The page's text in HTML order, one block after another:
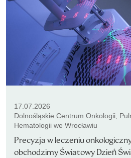
17.07.2026
Dolnośląskie Centrum Onkologii,
Hematologii we Wrocławiu
Precyzja w leczeniu
obchodzimy Światowy Dzień